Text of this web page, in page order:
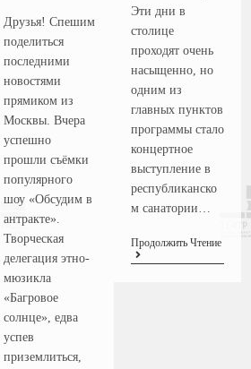
Друзья! Спешим
поделиться
последними
новостями
прямиком из
Москвы. Вчера
успешно
прошли съёмки
популярного
шоу «Обсудим в
антракте».
Творческая
делегация этно-
мюзикла
«Багровое
солнце», едва
успев
приземлиться,
Эти дни в
столице
проходят очень
насыщенно, но
одним из
главных пунктов
программы стало
концертное
выступление в
республиканско
м санатории…
Продолжить Чтение